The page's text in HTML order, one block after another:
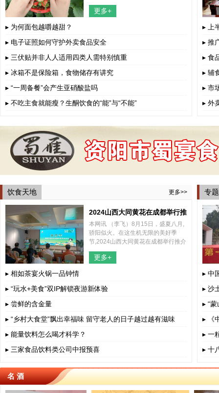
素，认为草莓不能吃。这些视频不断
传播，引起公众关注，也引发了不少
更多+
▸ 为何面包越嚼越甜？
▸ 电子证照如何守护外卖食品安全
▸ 三伏贴并非人人适用四类人需特别慎重
▸ 冰箱不是保险箱，食物储存有讲究
▸ “一周备餐”会产生亚硝酸盐吗
▸ 不吃主食就能瘦？生酮饮食的“能”与“不能”
▸ 上
▸ 推
▸ 食
▸ 辅
▸ 市
▸ 外
饮食天地 更多>>
2024山西大同黄花在成都举行推
介会
本网讯 （李飞）8月15日，盛夏八月,
骄阳似火。在这生机无限的美好季
节,2024山西大同黄花在成都举行推介
会，山西大同云州区区委、区政府和
四川省、成都市、相关部门负责人、
更多+
▸ 相如茶宴火锅一品钟情
▸ “玩水+美食”双IP解锁夜游新体验
▸ 尝鲜的含金量
▸ “乡村大食堂”飘出幸福味 留守老人的日子越过越有滋味
▸ 能量饮料怎么喝才科学？
▸ 三家食品饮料类公司中报预喜
专
▸ 中
▸ 沙
▸ “
▸ 《
▸ 一
▸ 十
名 酒